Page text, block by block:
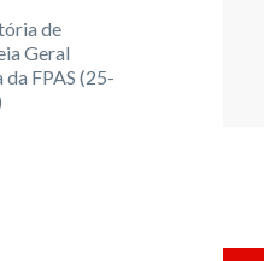
de
Geral
FPAS (25-